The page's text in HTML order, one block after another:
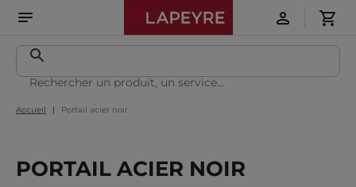
Accueil Portail acier noir
PORTAIL ACIER NOIR